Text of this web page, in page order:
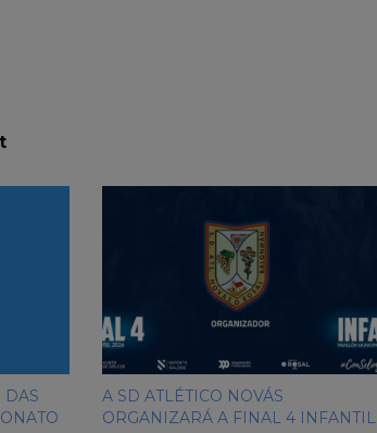
DAS
A SD ATLÉTICO NOVÁS
ORGANIZARÁ A FINAL 4 INFANTIL